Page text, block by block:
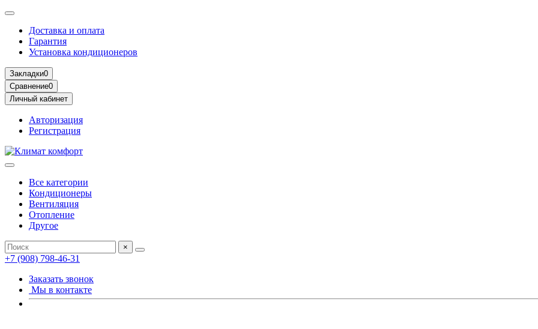
Доставка и оплата
Гарантия
Установка кондиционеров
Закладки0
Сравнение0
Личный кабинет
Авторизация
Регистрация
Все категории
Кондиционеры
Вентиляция
Отопление
Другое
×
+7 (908) 798-46-31
Заказать звонок
Мы в контакте